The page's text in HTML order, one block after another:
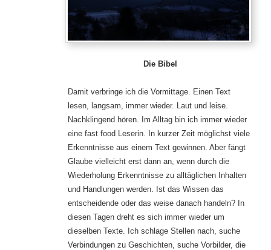
Die Bibel
Damit verbringe ich die Vormittage. Einen Text
lesen, langsam, immer wieder. Laut und leise.
Nachklingend hören. Im Alltag bin ich immer wieder
eine fast food Leserin. In kurzer Zeit möglichst viele
Erkenntnisse aus einem Text gewinnen. Aber fängt
Glaube vielleicht erst dann an, wenn durch die
Wiederholung Erkenntnisse zu alltäglichen Inhalten
und Handlungen werden. Ist das Wissen das
entscheidende oder das weise danach handeln? In
diesen Tagen dreht es sich immer wieder um
dieselben Texte. Ich schlage Stellen nach, suche
Verbindungen zu Geschichten, suche Vorbilder, die